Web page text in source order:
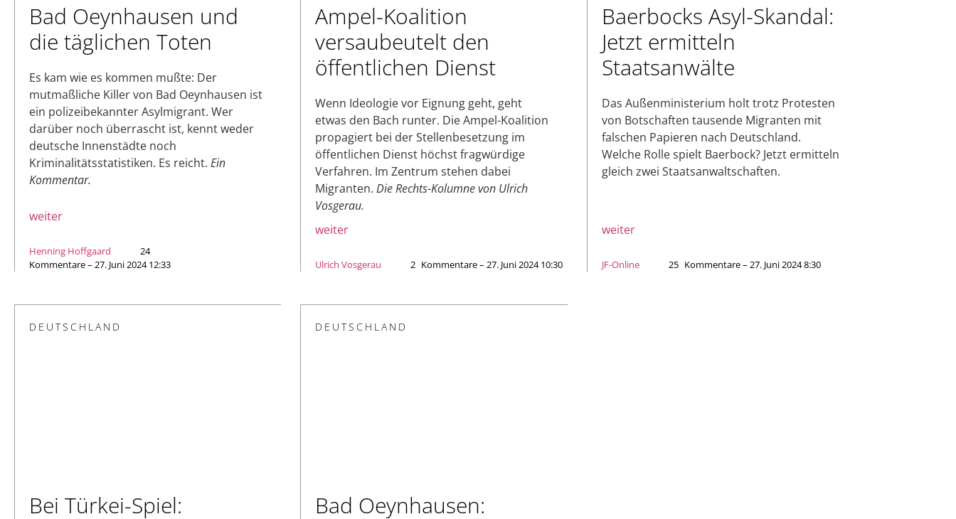
Bad Oeynhausen und
die täglichen Toten
Es kam wie es kommen mußte: Der
mutmaßliche Killer von Bad Oeynhausen ist
ein polizeibekannter Asylmigrant. Wer
darüber noch überrascht ist, kennt weder
deutsche Innenstädte noch
Kriminalitätsstatistiken. Es reicht. Ein
Kommentar.
weiter
Henning Hoffgaard
24
Kommentare – 27. Juni 2024 12:33
Ampel-Koalition
versaubeutelt den
öffentlichen Dienst
Wenn Ideologie vor Eignung geht, geht
etwas den Bach runter. Die Ampel-Koalition
propagiert bei der Stellenbesetzung im
öffentlichen Dienst höchst fragwürdige
Verfahren. Im Zentrum stehen dabei
Migranten.Die Rechts-Kolumne von Ulrich
Vosgerau.
weiter
Ulrich Vosgerau 2 Kommentare – 27. Juni 2024 10:30
Baerbocks Asyl-Skandal:
Jetzt ermitteln
Staatsanwälte
Das Außenministerium holt trotz Protesten
von Botschaften tausende Migranten mit
falschen Papieren nach Deutschland.
Welche Rolle spielt Baerbock? Jetzt ermitteln
gleich zwei Staatsanwaltschaften.
weiter
JF-Online 25 Kommentare – 27. Juni 2024 8:30
DEUTSCHLAND
Bei Türkei-Spiel:
DEUTSCHLAND
Bad Oeynhausen: